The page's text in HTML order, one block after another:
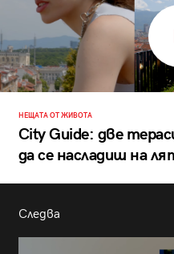
НЕЩАТА ОТ ЖИВОТА
City Guide: две
да се насладиш на
Следва